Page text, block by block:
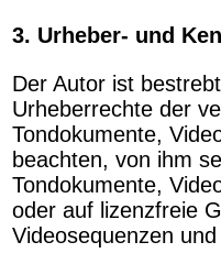
3. Urheber- und
Der Autor ist
Urheberrechte der
Tondokumente,
beachten, von ihm
Tondokumente,
oder auf lizenzfreie
Videosequenzen